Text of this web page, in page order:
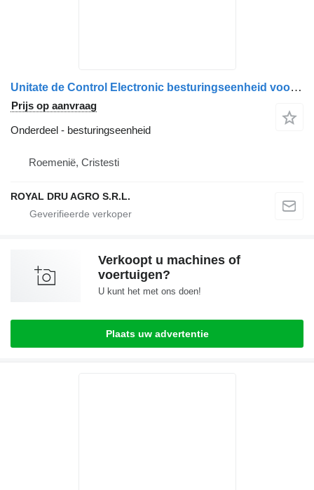
Unitate de Control Electronic besturingseenheid voor CAB Temperature Controller Scania 1532526 24V vrachtwagen
Prijs op aanvraag
Onderdeel - besturingseenheid
Roemenië, Cristesti
ROYAL DRU AGRO S.R.L.
Verkoopt u machines of
voertuigen?
U kunt het met ons doen!
Plaats uw advertentie